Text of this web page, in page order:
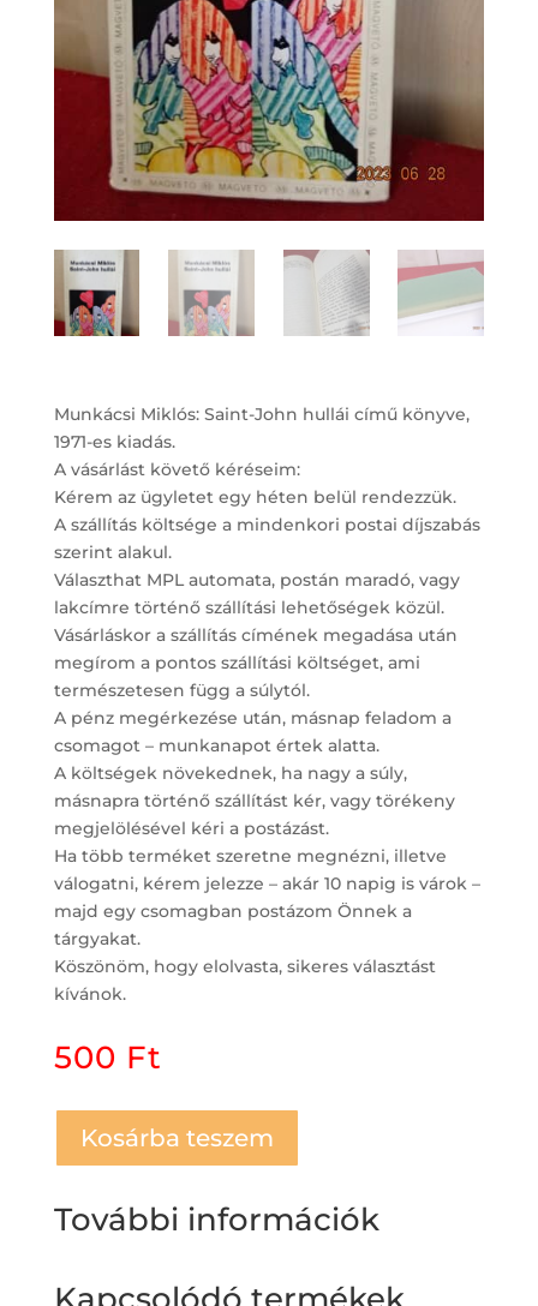
Munkácsi Miklós: Saint-John hullái című könyve,
1971-es kiadás.
A vásárlást követő kéréseim:
Kérem az ügyletet egy héten belül rendezzük.
A szállítás költsége a mindenkori postai díjszabás
szerint alakul.
Választhat MPL automata, postán maradó, vagy
lakcímre történő szállítási lehetőségek közül.
Vásárláskor a szállítás címének megadása után
megírom a pontos szállítási költséget, ami
természetesen függ a súlytól.
A pénz megérkezése után, másnap feladom a
csomagot – munkanapot értek alatta.
A költségek növekednek, ha nagy a súly,
másnapra történő szállítást kér, vagy törékeny
megjelölésével kéri a postázást.
Ha több terméket szeretne megnézni, illetve
válogatni, kérem jelezze – akár 10 napig is várok –
majd egy csomagban postázom Önnek a
tárgyakat.
Köszönöm, hogy elolvasta, sikeres választást
kívánok.
500 Ft
Kosárba teszem
További információk
Kapcsolódó termékek